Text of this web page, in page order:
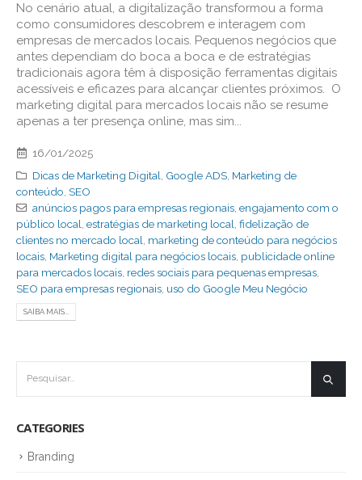
No cenário atual, a digitalização transformou a forma
como consumidores descobrem e interagem com
empresas de mercados locais. Pequenos negócios que
antes dependiam do boca a boca e de estratégias
tradicionais agora têm à disposição ferramentas digitais
acessíveis e eficazes para alcançar clientes próximos. O
marketing digital para mercados locais não se resume
apenas a ter presença online, mas sim...
16/01/2025
Dicas de Marketing Digital Google ADS, Marketing de
conteúdo SEO
anúncios pagos para empresas regionais, engajamento com o
público local estratégias de marketing local fidelização de
clientes no mercado local marketing de conteúdo para negócios
locais Marketing digital para negócios locais publicidade online
para mercados locais redes sociais para pequenas empresas
SEO para empresas regionais uso do Google Meu Negócio
SAIBA MAIS...
CATEGORIES
Branding